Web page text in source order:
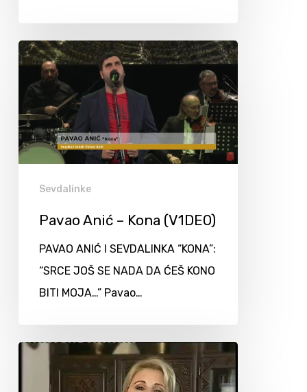
Sevdalinke
Pavao Anić – Kona (V1DEO)
PAVAO ANIĆ I SEVDALINKA “KONA”:
“SRCE JOŠ SE NADA DA ĆEŠ KONO
BITI MOJA…” Pavao…